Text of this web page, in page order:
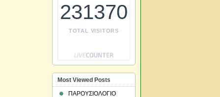
231370
TOTAL VISITORS
Most Viewed Posts
ΠΑΡΟΥΣΙΟΛΟΓΙΟ